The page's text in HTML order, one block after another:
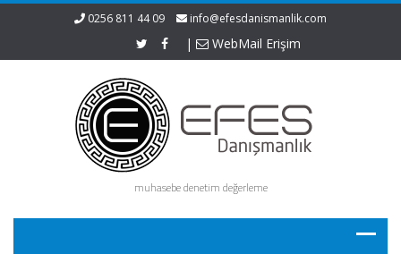
0256 811 44 09 info@efesdanismanlik.com
| WebMail Erişim
muhasebe denetim değerleme